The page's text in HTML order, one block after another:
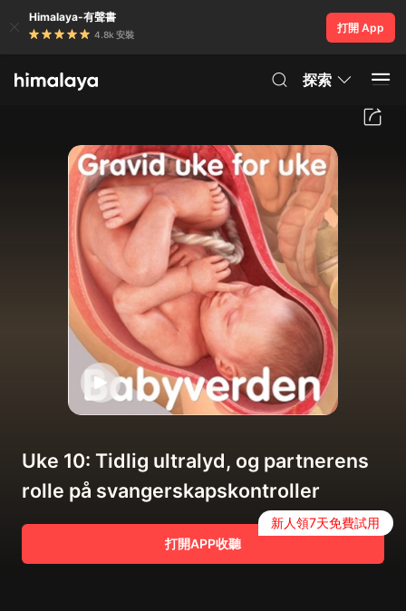
Himalaya-有聲書
4.8k 安裝
打開 App
探索
Uke 10: Tidlig ultralyd, og partnerens
rolle på svangerskapskontroller
打開APP收聽
新人領7天免費試用